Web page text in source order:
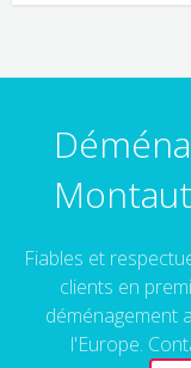
Fiables et
clients en
déménagement
l'Europe.